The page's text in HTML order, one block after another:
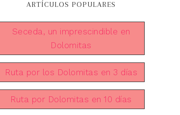
ARTÍCULOS POPULARES
Seceda, un imprescindible en
Dolomitas
Ruta por los Dolomitas en 3 días
Ruta por Dolomitas en 10 días